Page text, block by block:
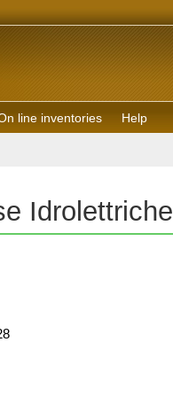
line inventories Help
Idrolettriche